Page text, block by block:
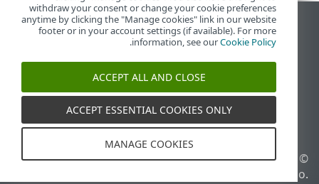
عرض موقع سطح المكتب
End of Life
قاعدة معارف ESET
ESET Status Portal
الدعم الإقليمي
© 1992 - 2026 ESET, spol. s
r.o.‎ - جميع الحقوق محفوظة.
إدارة ملفات تعريف الارتباط
withdraw your consent or change your cookie preferences
anytime by clicking the "Manage cookies" link in our website
footer or in your account settings (if available). For more
information, see ourCookie Policy
.
ACCEPT ALL AND CLOSE
ACCEPT ESSENTIAL COOKIES ONLY
MANAGE COOKIES